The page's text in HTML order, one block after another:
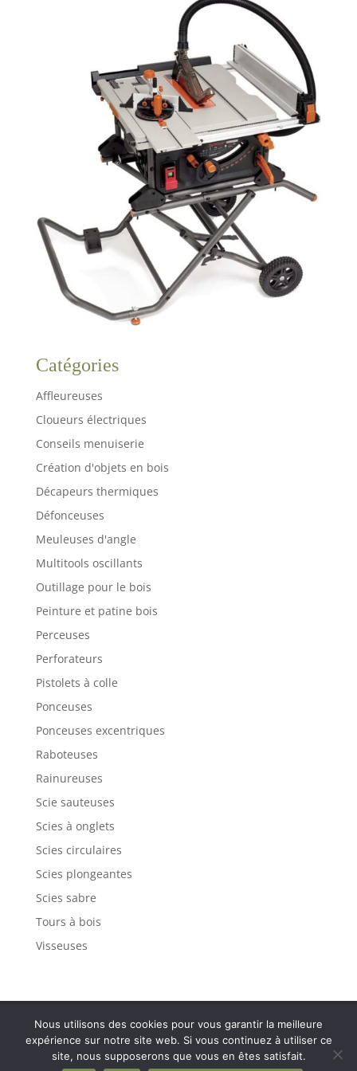
batterie est compatible
avec des batteries
d'autres marques. Si
vous rencontrez un
problème de qualité
dans l'année suivant la
date d'achat, nous le
résoudrons pour vous
afin de garantir votre
satisfaction
Catégories
Affleureuses
Cloueurs électriques
Conseils menuiserie
Création d'objets en bois
Décapeurs thermiques
Défonceuses
Meuleuses d'angle
Multitools oscillants
Outillage pour le bois
Peinture et patine bois
Perceuses
Perforateurs
Pistolets à colle
Ponceuses
Ponceuses excentriques
Raboteuses
Rainureuses
Scie sauteuses
Scies à onglets
Scies circulaires
Scies plongeantes
Scies sabre
Tours à bois
Visseuses
Politique de confidentialité
Mentions légales
Plan de site
Contact
Nous utilisons des cookies pour vous garantir la meilleure
expérience sur notre site web. Si vous continuez à utiliser ce
site, nous supposerons que vous en êtes satisfait.